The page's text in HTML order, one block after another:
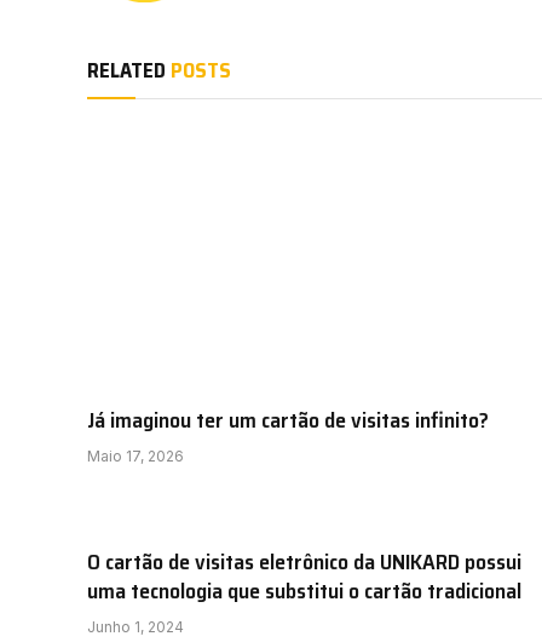
RELATED POSTS
Já imaginou ter um cartão de visitas infinito?
Maio 17, 2026
O cartão de visitas eletrônico da UNIKARD possui
uma tecnologia que substitui o cartão tradicional
Junho 1, 2024